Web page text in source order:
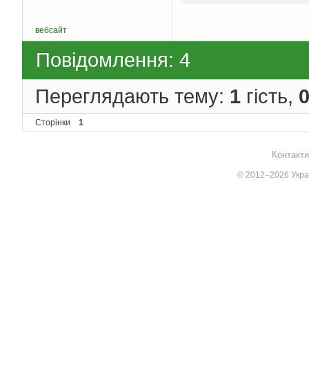
вебсайт
Повідомлення: 4
Переглядають тему: 1 гість, 0
Сторінки 1
© 2012–2026